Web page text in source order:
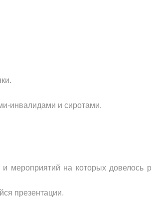
инвалидами и сиротами.
на которых довелось
презентации.